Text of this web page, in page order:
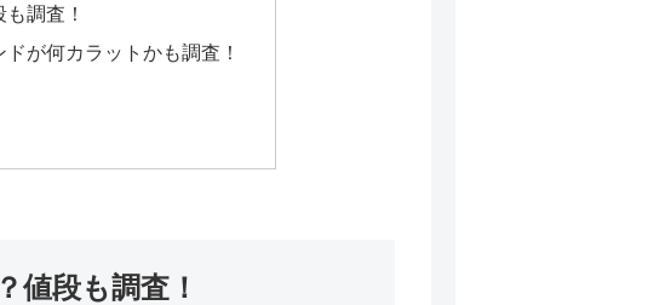
調査！
が何カラットかも調査！
値段も調査！